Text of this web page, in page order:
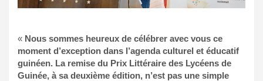
« Nous sommes heureux de célébrer avec vous ce
moment d’exception dans l’agenda culturel et éducatif
guinéen. La remise du Prix Littéraire des Lycéens de
Guinée, à sa deuxième édition, n’est pas une simple